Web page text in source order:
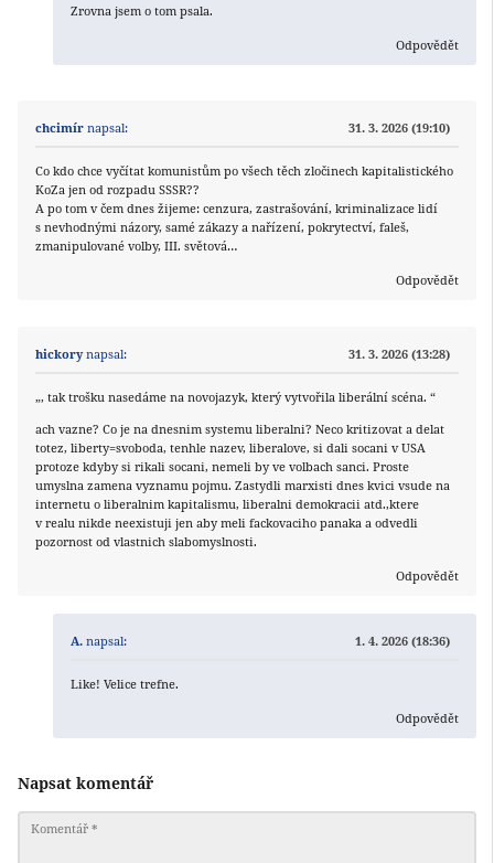
Zrovna jsem o tom psala.
Odpovědět
chcimír napsal: 31. 3. 2026 (19:10)
Co kdo chce vyčítat komunistům po všech těch zločinech kapitalistického
KoZa jen od rozpadu SSSR??
A po tom v čem dnes žijeme: cenzura, zastrašování, kriminalizace lidí
s nevhodnými názory, samé zákazy a nařízení, pokrytectví, faleš,
zmanipulované volby, III. světová…
Odpovědět
hickory napsal: 31. 3. 2026 (13:28)
„, tak trošku nasedáme na novojazyk, který vytvořila liberální scéna. “
ach vazne? Co je na dnesnim systemu liberalni? Neco kritizovat a delat
totez, liberty=svoboda, tenhle nazev, liberalove, si dali socani v USA
protoze kdyby si rikali socani, nemeli by ve volbach sanci. Proste
umyslna zamena vyznamu pojmu. Zastydli marxisti dnes kvici vsude na
internetu o liberalnim kapitalismu, liberalni demokracii atd.,ktere
v realu nikde neexistuji jen aby meli fackovaciho panaka a odvedli
pozornost od vlastnich slabomyslnosti.
Odpovědět
A. napsal: 1. 4. 2026 (18:36)
Like! Velice trefne.
Odpovědět
Napsat komentář